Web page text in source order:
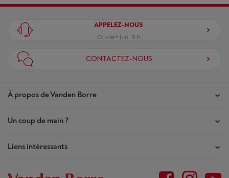
À propos de Vanden Borre
Nos magasins
Contrat de Confiance
Un coup de main ?
Mes commandes
Liens intéressants
APPELEZ-NOUS
Ouvert lun. 8 h
CONTACTEZ-NOUS